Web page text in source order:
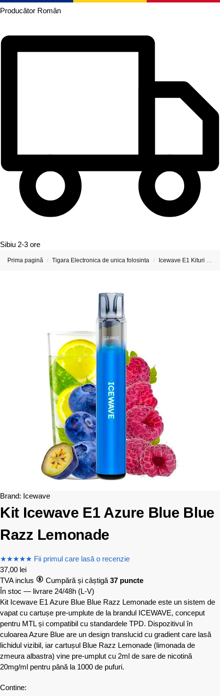
Producător Român
Sibiu 2-3 ore
Prima pagină / Tigara Electronica de unica folosinta / Icewave E1 Kituri si Capsule preumplute
Brand: Icewave
Kit Icewave E1 Azure Blue Blue
Razz Lemonade
★★★★★ Fii primul care lasă o recenzie
37,00 lei
TVA inclus
Cumpără și câștigă 37 puncte
În stoc — livrare 24/48h (L-V)
Kit Icewave E1 Azure Blue Blue Razz Lemonade este un sistem de
vapat cu cartușe pre-umplute de la brandul ICEWAVE, conceput
pentru MTL și compatibil cu standardele TPD. Dispozitivul în
culoarea Azure Blue are un design translucid cu gradient care lasă
lichidul vizibil, iar cartușul Blue Razz Lemonade (limonada de
zmeura albastra) vine pre-umplut cu 2ml de sare de nicotină
20mg/ml pentru până la 1000 de pufuri.
Contine: